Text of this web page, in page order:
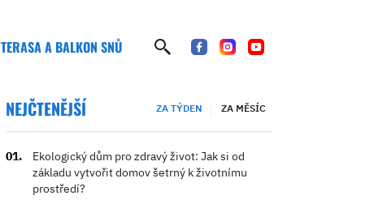
TERASA A BALKON SNŮ
NEJČTENĚJŠÍ ZA TÝDEN ZA MĚSÍC
Ekologický dům pro zdravý život: Jak si od
základu vytvořit domov šetrný k životnímu
prostředí?